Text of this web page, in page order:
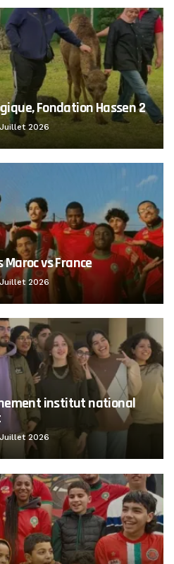
Fondation Hassen 2
2026
vs France
2026
institut national
2026